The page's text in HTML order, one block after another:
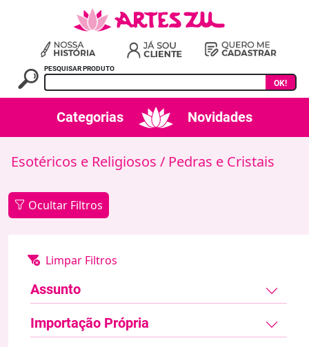
PESQUISAR PRODUTO
OK!
Categorias Novidades
Esotéricos e Religiosos / Pedras e Cristais
Ocultar Filtros
Assunto
Importação Própria